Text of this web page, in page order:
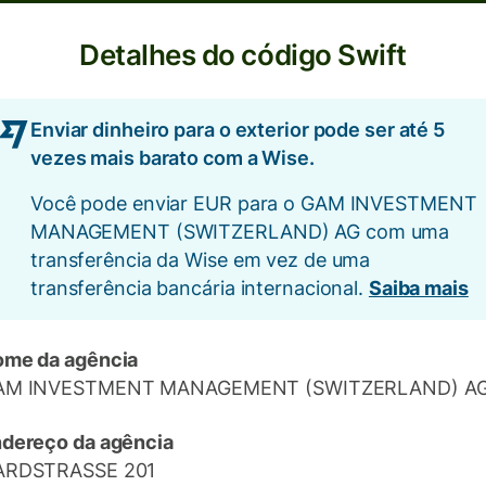
Detalhes do código Swift
Enviar dinheiro para o exterior pode ser até 5
vezes mais barato com a Wise.
Você pode enviar EUR para o GAM INVESTMENT
MANAGEMENT (SWITZERLAND) AG com uma
transferência da Wise em vez de uma
transferência bancária internacional. Saiba mais
da agência
INVESTMENT MANAGEMENT (SWITZERLAND)
da agência
201